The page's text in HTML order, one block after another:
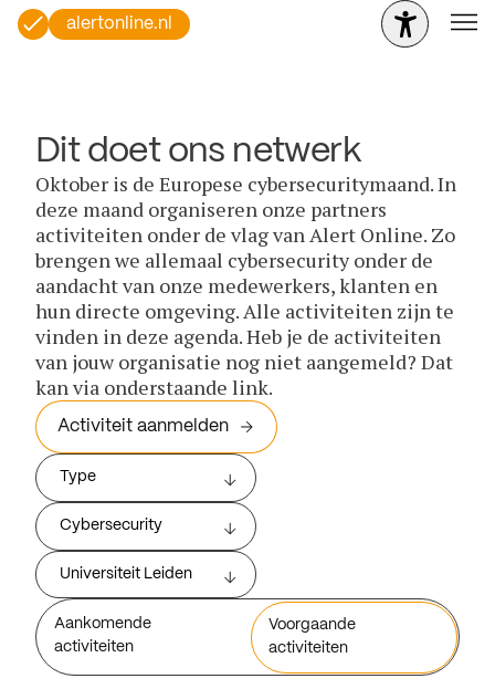
alertonline.nl
Dit doet ons netwerk
Oktober is de Europese cybersecuritymaand. In
deze maand organiseren onze partners
activiteiten onder de vlag van Alert Online. Zo
brengen we allemaal cybersecurity onder de
aandacht van onze medewerkers, klanten en
hun directe omgeving. Alle activiteiten zijn te
vinden in deze agenda. Heb je de activiteiten
van jouw organisatie nog niet aangemeld? Dat
kan via onderstaande link.
Activiteit aanmelden
Type
Cybersecurity
Universiteit Leiden
Aankomende
activiteiten
Voorgaande
activiteiten